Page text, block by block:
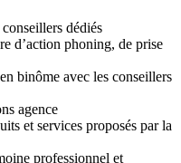
dédiés
d’action phoning, de prise
binôme avec les conseillers
agence
et services proposés par la
professionnel et